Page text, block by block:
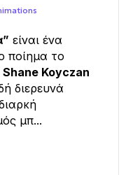
είναι ένα
ποίημα το
Shane Koyczan
διερευνά
μπ...